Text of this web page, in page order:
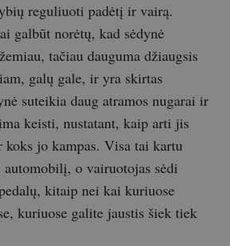
reguliuoti padėtį ir vairą.
galbūt norėtų, kad sėdynė
tačiau dauguma džiaugsis
galų gale, ir yra skirtas
suteikia daug atramos nugarai ir
keisti, nustatant, kaip arti jis
jo kampas. Visa tai kartu
automobilį, o vairuotojas sėdi
kitaip nei kai kuriuose
kuriuose galite jaustis šiek tiek